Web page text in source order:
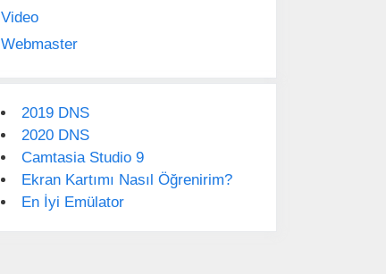
Video
Webmaster
2019 DNS
2020 DNS
Camtasia Studio 9
Ekran Kartımı Nasıl Öğrenirim?
En İyi Emülator